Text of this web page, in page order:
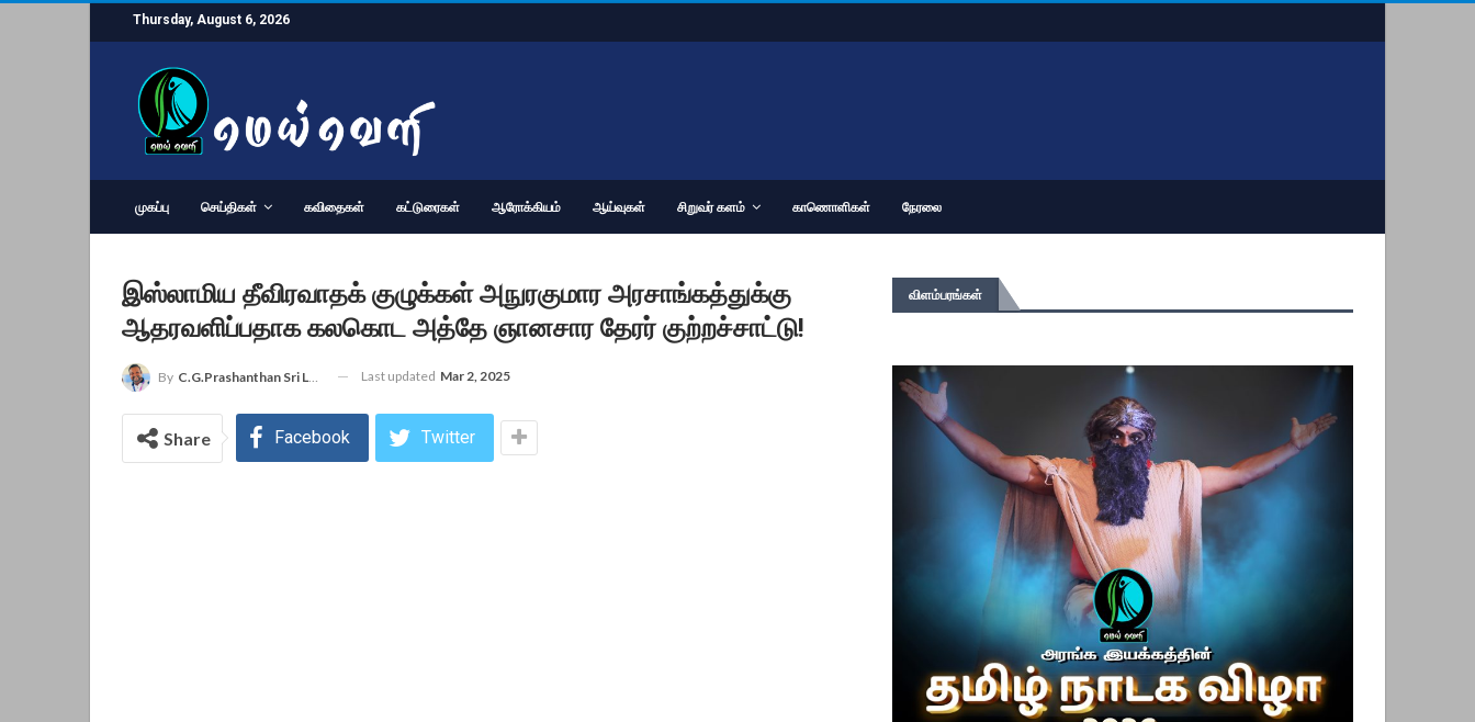
Thursday, August 6, 2026
முகப்பு செய்திகள் கவிதைகள் கட்டுரைகள் ஆரோக்கியம் ஆய்வுகள் சிறுவர் களம் காணொளிகள் நேரலை
இஸ்லாமிய தீவிரவாதக் குழுக்கள் அநுரகுமார அரசாங்கத்துக்கு
ஆதரவளிப்பதாக கலகொட அத்தே ஞானசார தேரர் குற்றச்சாட்டு!
By C.G.Prashanthan Sri Lanka - Colombo Reporter For MEIVELI Last updated Mar 2, 2025
Share Facebook Twitter
விளம்பரங்கள்